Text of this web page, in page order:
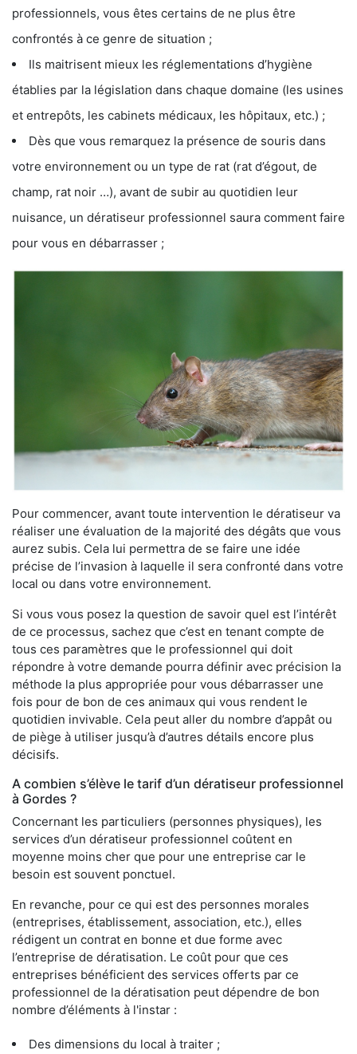
professionnels, vous êtes certains de ne plus être
confrontés à ce genre de situation ;
Ils maitrisent mieux les réglementations d’hygiène
établies par la législation dans chaque domaine (les usines
et entrepôts, les cabinets médicaux, les hôpitaux, etc.) ;
Dès que vous remarquez la présence de souris dans
votre environnement ou un type de rat (rat d’égout, de
champ, rat noir …), avant de subir au quotidien leur
nuisance, un dératiseur professionnel saura comment faire
pour vous en débarrasser ;
Pour commencer, avant toute intervention le dératiseur va
réaliser une évaluation de la majorité des dégâts que vous
aurez subis. Cela lui permettra de se faire une idée
précise de l’invasion à laquelle il sera confronté dans votre
local ou dans votre environnement.
Si vous vous posez la question de savoir quel est l’intérêt
de ce processus, sachez que c’est en tenant compte de
tous ces paramètres que le professionnel qui doit
répondre à votre demande pourra définir avec précision la
méthode la plus appropriée pour vous débarrasser une
fois pour de bon de ces animaux qui vous rendent le
quotidien invivable. Cela peut aller du nombre d’appât ou
de piège à utiliser jusqu’à d’autres détails encore plus
décisifs.
A combien s’élève le tarif d’un dératiseur professionnel
à Gordes ?
Concernant les particuliers (personnes physiques), les
services d’un dératiseur professionnel coûtent en
moyenne moins cher que pour une entreprise car le
besoin est souvent ponctuel.
En revanche, pour ce qui est des personnes morales
(entreprises, établissement, association, etc.), elles
rédigent un contrat en bonne et due forme avec
l’entreprise de dératisation. Le coût pour que ces
entreprises bénéficient des services offerts par ce
professionnel de la dératisation peut dépendre de bon
nombre d’éléments à l'instar :
Des dimensions du local à traiter ;